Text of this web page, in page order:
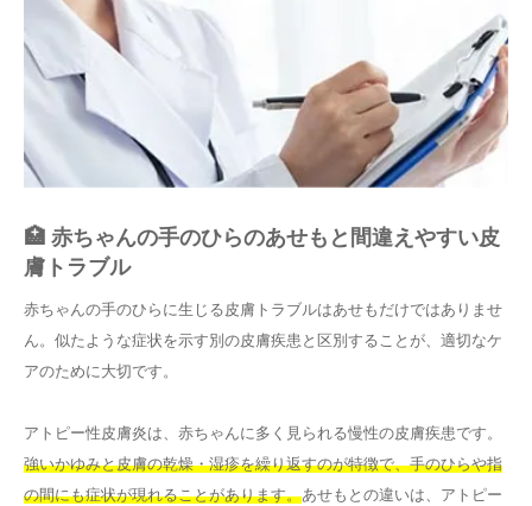
🏥 赤ちゃんの手のひらのあせもと間違えやすい皮
膚トラブル
赤ちゃんの手のひらに生じる皮膚トラブルはあせもだけではありませ
ん。似たような症状を示す別の皮膚疾患と区別することが、適切なケ
アのために大切です。
アトピー性皮膚炎は、赤ちゃんに多く見られる慢性の皮膚疾患です。
強いかゆみと皮膚の乾燥・湿疹を繰り返すのが特徴で、手のひらや指
の間にも症状が現れることがあります。あせもとの違いは、アトピー